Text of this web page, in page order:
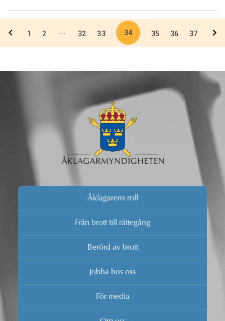
häktad såsom skäligen misstänkt för mord och den
andra begärs häktad på sannolika skäl misstänkt för
skyddande av brottsling, grovt brott.
1 2 ... 32 33 34 35 36 37
Åklagarens roll
Från brott till rättegång
Berörd av brott
Jobba hos oss
För media